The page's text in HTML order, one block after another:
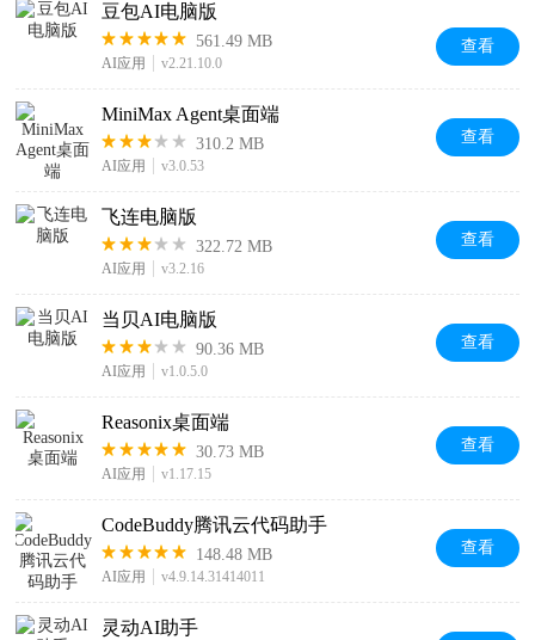
豆包AI电脑版
561.49 MB
AI应用 v2.21.10.0
查看
MiniMax Agent桌面端
310.2 MB
AI应用 v3.0.53
查看
飞连电脑版
322.72 MB
AI应用 v3.2.16
查看
当贝AI电脑版
90.36 MB
AI应用 v1.0.5.0
查看
Reasonix桌面端
30.73 MB
AI应用 v1.17.15
查看
CodeBuddy腾讯云代码助手
148.48 MB
AI应用 v4.9.14.31414011
查看
灵动AI助手